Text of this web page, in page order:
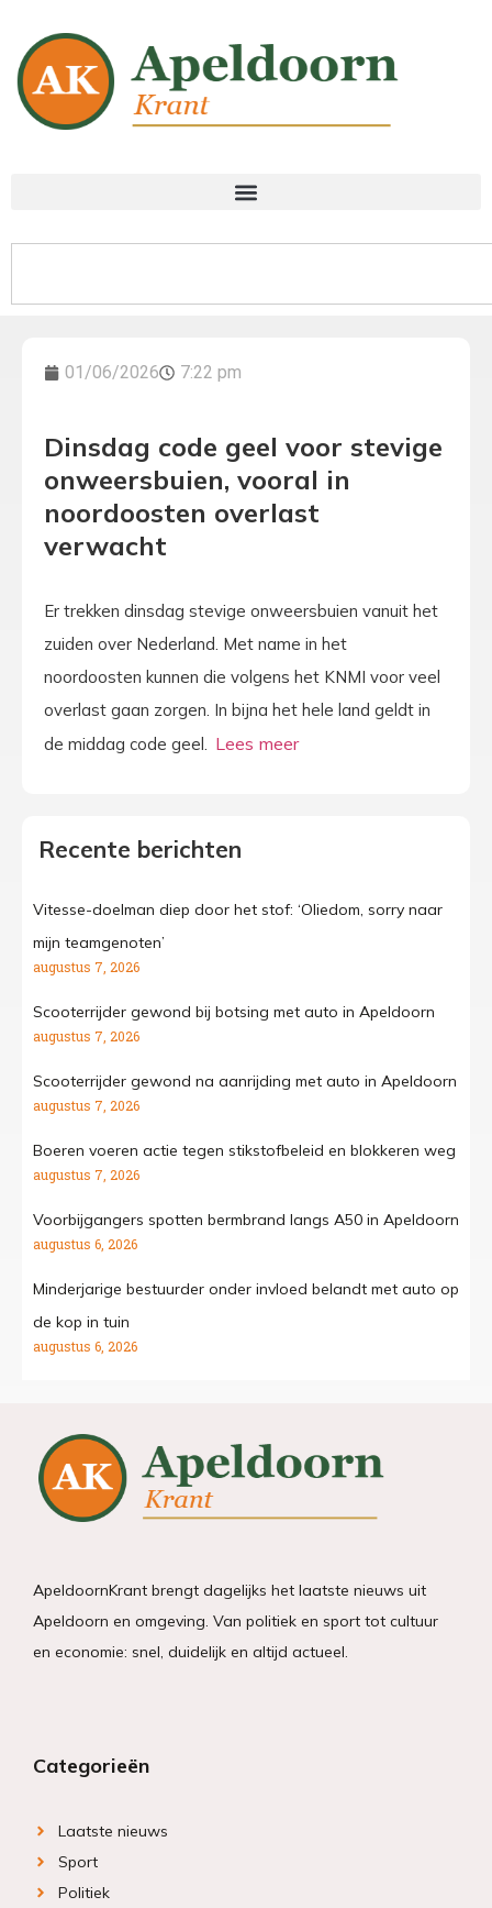
01/06/2026 7:22 pm
Dinsdag code geel voor stevige
onweersbuien, vooral in
noordoosten overlast
verwacht
Er trekken dinsdag stevige onweersbuien vanuit het
zuiden over Nederland. Met name in het
noordoosten kunnen die volgens het KNMI voor veel
overlast gaan zorgen. In bijna het hele land geldt in
de middag code geel.
Recente berichten
Vitesse-doelman diep door het stof: ‘Oliedom, sorry naar
mijn teamgenoten’
augustus 7, 2026
Scooterrijder gewond bij botsing met auto in Apeldoorn
augustus 7, 2026
Scooterrijder gewond na aanrijding met auto in Apeldoorn
augustus 7, 2026
Boeren voeren actie tegen stikstofbeleid en blokkeren weg
augustus 7, 2026
Voorbijgangers spotten bermbrand langs A50 in Apeldoorn
augustus 6, 2026
Minderjarige bestuurder onder invloed belandt met auto op
de kop in tuin
augustus 6, 2026
ApeldoornKrant brengt dagelijks het laatste nieuws uit
Apeldoorn en omgeving. Van politiek en sport tot cultuur
en economie: snel, duidelijk en altijd actueel.
Categorieën
Laatste nieuws
Sport
Politiek